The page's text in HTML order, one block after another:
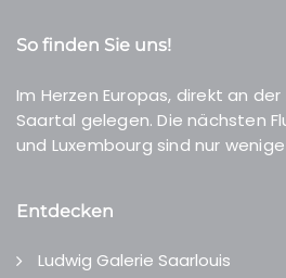
So finden Sie uns!
Im Herzen Europas, direkt an
Saartal gelegen. Die nächsten
und Luxembourg sind nur
Entdecken
Ludwig Galerie Saarlouis